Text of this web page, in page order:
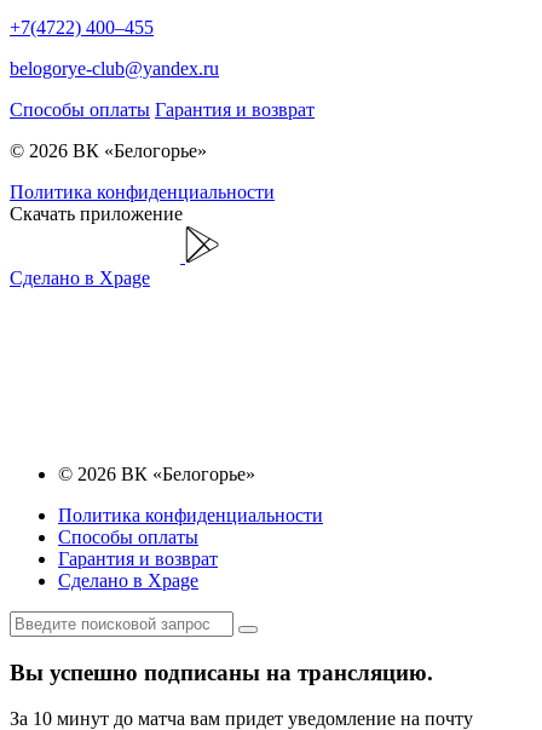
+7(4722) 400–455
belogorye-club@yandex.ru
Способы оплаты Гарантия и возврат
© 2026 ВК «Белогорье»
Политика конфиденциальности
Скачать приложение
Сделано в Xpage
© 2026 ВК «Белогорье»
Политика конфиденциальности
Способы оплаты
Гарантия и возврат
Сделано в Xpage
Вы успешно подписаны на трансляцию.
За 10 минут до матча вам придет уведомление на почту